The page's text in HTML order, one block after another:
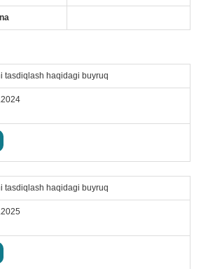
tasdiqlash haqidagi buyruq
tasdiqlash haqidagi buyruq